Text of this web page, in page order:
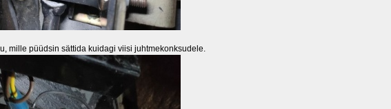
mille püüdsin sättida kuidagi viisi juhtmekonksudele.